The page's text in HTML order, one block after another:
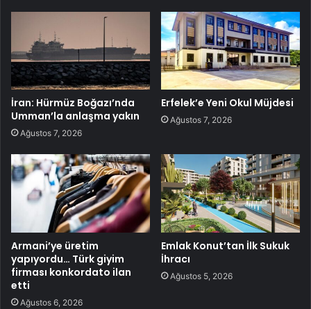
İran: Hürmüz Boğazı’nda
Umman’la anlaşma yakın
Ağustos 7, 2026
Erfelek’e Yeni Okul Müjdesi
Ağustos 7, 2026
Armani’ye üretim
yapıyordu… Türk giyim
firması konkordato ilan
etti
Ağustos 6, 2026
Emlak Konut’tan İlk Sukuk
İhracı
Ağustos 5, 2026